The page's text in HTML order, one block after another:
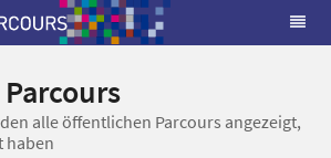
alle öffentlichen Parcours angezeigt,
haben